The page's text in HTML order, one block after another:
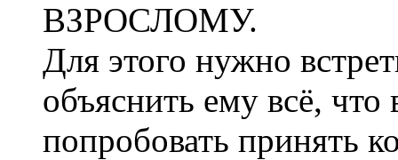
ВЗРОСЛОМУ.
Для этого нужно
объяснить ему всё, что
попробовать принять